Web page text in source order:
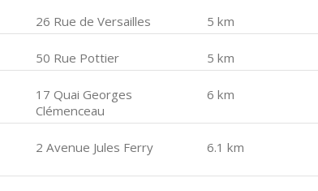
26 Rue de Versailles 5 km
50 Rue Pottier 5 km
17 Quai Georges
Clémenceau
6 km
2 Avenue Jules Ferry 6.1 km